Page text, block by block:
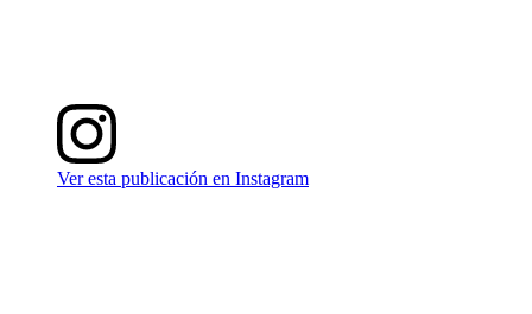
Ver esta publicación en Instagram